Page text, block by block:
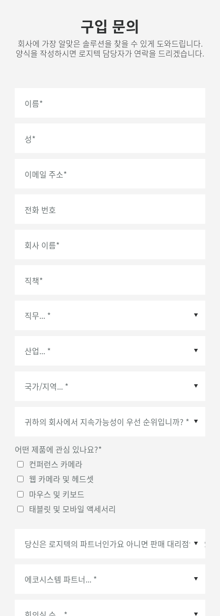
구입 문의
회사에 가장 알맞은 솔루션을 찾을 수 있게 도와드립니다.
양식을 작성하시면 로지텍 담당자가 연락을 드리겠습니다.
이름*
성*
이메일 주소*
전화 번호
회사 이름*
직책*
어떤 제품에 관심 있나요?*
컨퍼런스 카메라
웹 카메라 및 헤드셋
마우스 및 키보드
태블릿 및 모바일 액세서리
에코시스템 파트너